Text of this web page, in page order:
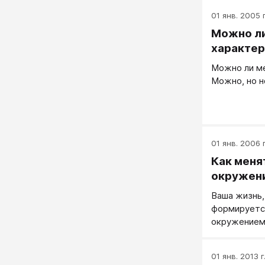
01 янв. 2005
Можно
Можно ли
Можно, но
01 янв. 2006
Как
Ваша
01 янв. 2013 г.